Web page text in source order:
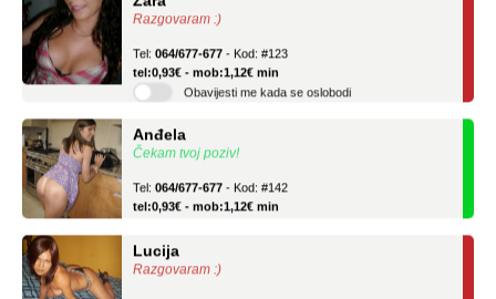
Razgovaram :)
tel:0,93€ - mob:1,12€ min
Obavijesti me kada se oslobodi
Čekam tvoj poziv!
tel:0,93€ - mob:1,12€ min
Razgovaram :)